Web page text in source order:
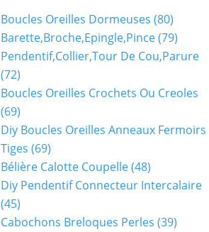
Boucles Oreilles Dormeuses (80)
Barette,broche,epingle,pince(79)
Pendentif,collier,tour De Cou,parure
(72)
Boucles Oreilles Crochets Ou Creoles
(69)
Diy Boucles Oreilles Anneaux Fermoirs
Tiges (69)
Bélière Calotte Coupelle(48)
Diy Pendentif Connecteur Intercalaire
(45)
Cabochons Breloques Perles (39)